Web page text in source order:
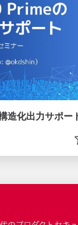
造化出力サポー